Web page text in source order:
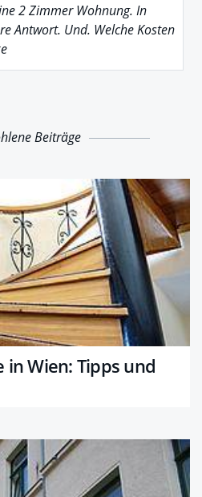
2 Zimmer Wohnung. In
Antwort. Und. Welche Kosten
Beiträge
in Wien: Tipps und